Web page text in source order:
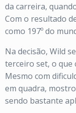
da carreira,
Com o resultado
como 197º do
Na decisão, Wild
terceiro set, o que
Mesmo com
em quadra,
sendo bastante